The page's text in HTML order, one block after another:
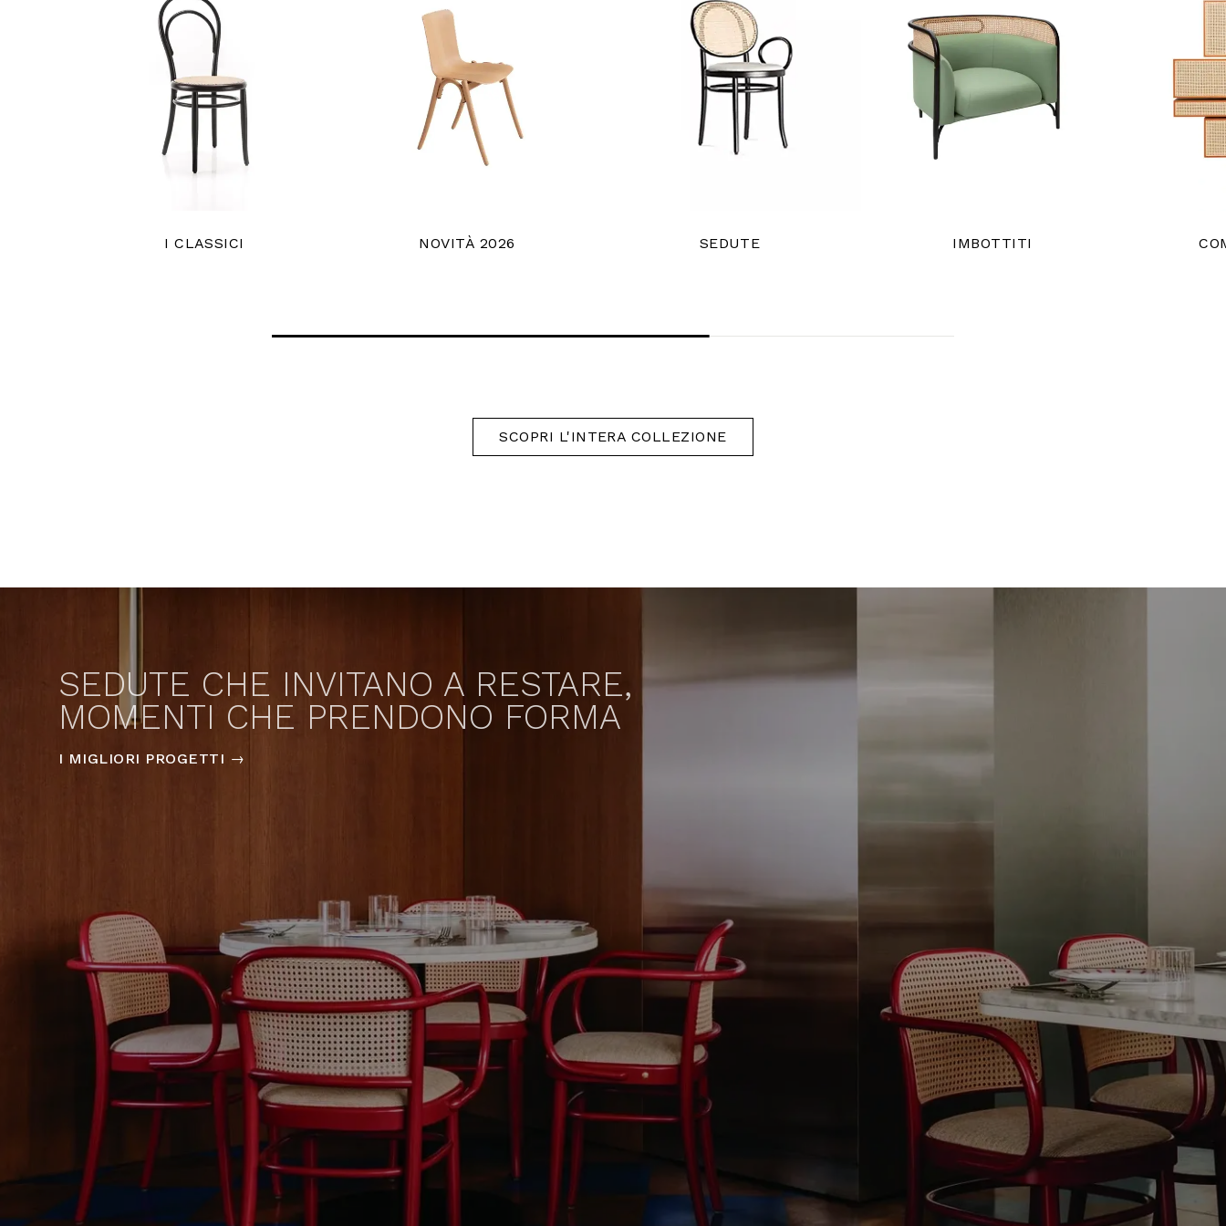
I CLASSICI NOVITÀ 2026 SEDUTE IMBOTTITI
SCOPRI L'INTERA COLLEZIONE
SEDUTE CHE INVITANO A RESTARE,
MOMENTI CHE PRENDONO FORMA
I MIGLIORI PROGETTI →